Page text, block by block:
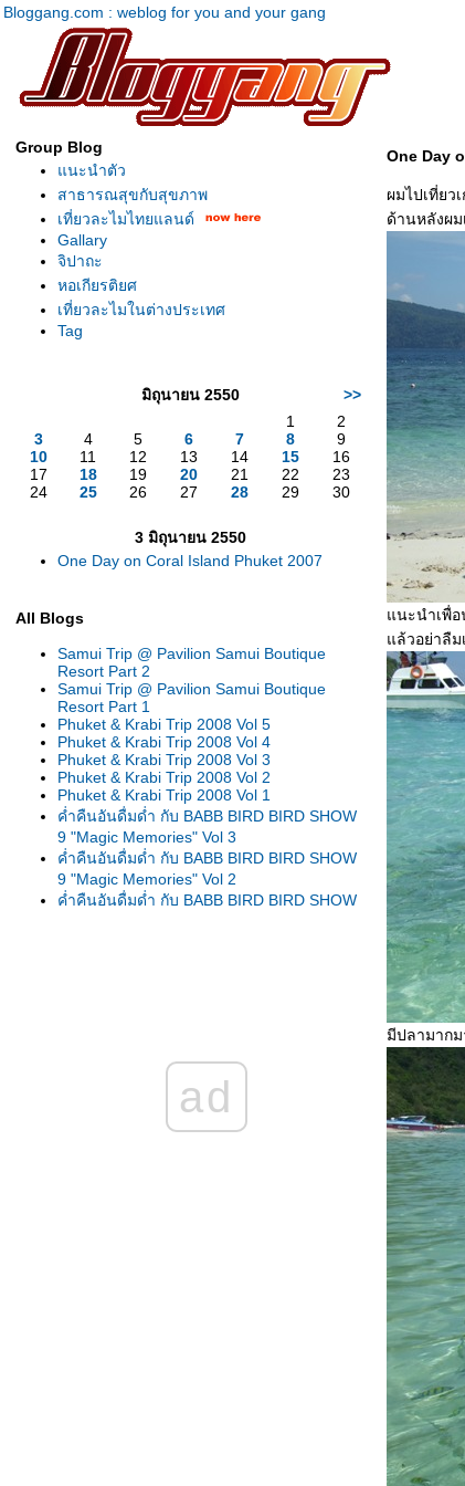
Bloggang.com : weblog for you and your gang
Group Blog
นะนำตัว
สาธารณสุขกับสุขภาพ
เที่ยวละไมไทยแลนด์
Gallary
จิปาถะ
หอเกียรติยศ
เที่ยวละไมในต่างประเทศ
Tag
มิถุนายน 2550
>>
1
2
3
4 5 6 7 8
9
10
11 12 13 14 15
16
17
18 19 20 21 22
23
24
25 26 27 28 29 30
3 มิถุนายน 2550
One Day on Coral Island Phuket 2007
All Blogs
Samui Trip @ Pavilion Samui Boutique
Resort Part 2
Samui Trip @ Pavilion Samui Boutique
Resort Part 1
Phuket & Krabi Trip 2008 Vol 5
Phuket & Krabi Trip 2008 Vol 4
Phuket & Krabi Trip 2008 Vol 3
Phuket & Krabi Trip 2008 Vol 2
Phuket & Krabi Trip 2008 Vol 1
ค่ำคืนอันดื่มด่ำ กับ BABB BIRD BIRD SHOW
9 "Magic Memories" Vol 3
ค่ำคืนอันดื่มด่ำ กับ BABB BIRD BIRD SHOW
9 "Magic Memories" Vol 2
ค่ำคืนอันดื่มด่ำ กับ BABB BIRD BIRD SHOW
Sandalay Resort
พาเที่ยวเวียงกุมกาม เชียงใหม่
(Waiengkoomkam Chieng-Mai)
Alangkarn Pattaya Thailand
ad
One Day
ผมไปเที่ยว
ด้านหลังผม
นะนำเพื่อ
ล้วอย่าลืม
มีปลามากม